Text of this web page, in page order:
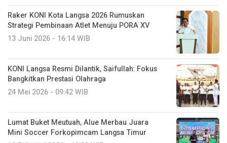
Raker KONI Kota Langsa 2026 Rumuskan
Strategi Pembinaan Atlet Menuju PORA XV
13 Juni 2026 - 16:14 WIB
KONI Langsa Resmi Dilantik, Saifullah: Fokus
Bangkitkan Prestasi Olahraga
24 Mei 2026 - 09:42 WIB
Lumat Buket Meutuah, Alue Merbau Juara
Mini Soccer Forkopimcam Langsa Timur